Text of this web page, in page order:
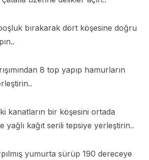
bırakarak dört köşesine doğru
8 top yapıp hamurların
kanatların bir köşesini ortada
yağlı kağıt serili tepsiye yerleştirin..
yumurta sürüp 190 dereceye